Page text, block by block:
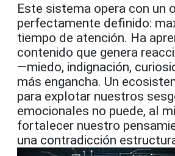
Este sistema opera con un
perfectamente definido:
tiempo de atención. Ha
contenido que genera
—miedo, indignación,
más engancha. Un
para explotar nuestros
emocionales no puede, al
fortalecer nuestro
una contradicción